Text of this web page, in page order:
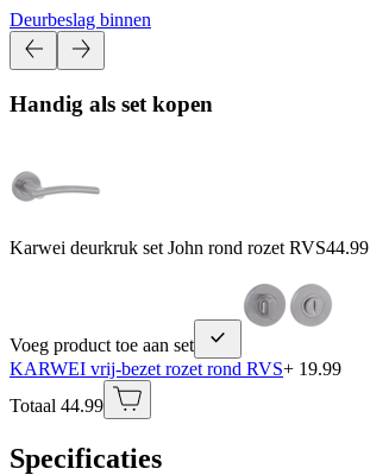
Deurbeslag binnen
Handig als set kopen
Karwei deurkruk set John rond rozet RVS44.99
Voeg product toe aan set
KARWEI vrij-bezet rozet rond RVS+ 19.99
Totaal 44.99
Specificaties